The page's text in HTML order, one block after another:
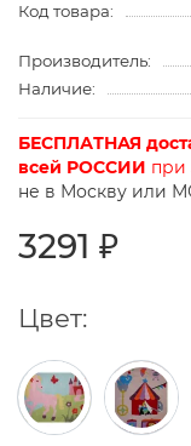
Код товара:
Производитель:
Наличие:
БЕСПЛАТНАЯ
всей РОССИИ при
не в Москву или
3291 ₽
Цвет: